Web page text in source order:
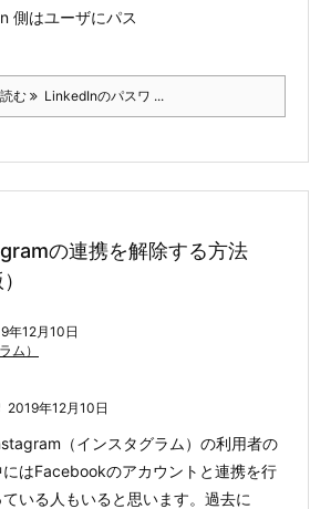
側はユーザにパス
む LinkedInのパスワ ...
の連携を解除する方法
年12月10日
ム）
2019年12月10日
（インスタグラム）の利用者の
にはFacebookのアカウントと連携を行
ている人もいると思います。過去に